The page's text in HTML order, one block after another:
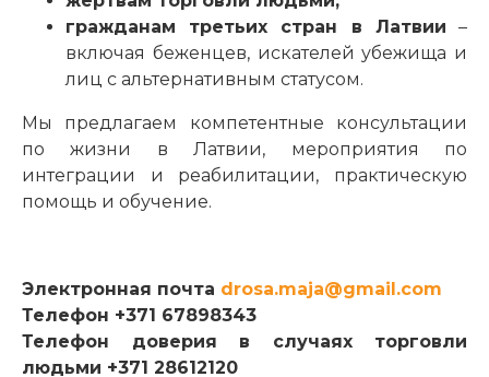
гражданам третьих стран в Латвии –
включая беженцев, искателей убежища и
лиц с альтернативным статусом.
Мы предлагаем компетентные консультации
по жизни в Латвии, мероприятия по
интеграции и реабилитации, практическую
помощь и обучение.
Электронная почта drosa.maja@gmail.com
Телефон +371 67898343
Телефон доверия в случаях торговли
людьми +371 28612120